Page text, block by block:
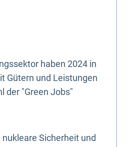
haben 2024 in
Gütern und Leistungen
der "Green Jobs"
Sicherheit und